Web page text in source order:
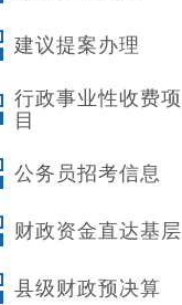
建议提案办理
行政事业性收费项
目
公务员招考信息
财政资金直达基层
县级财政预决算